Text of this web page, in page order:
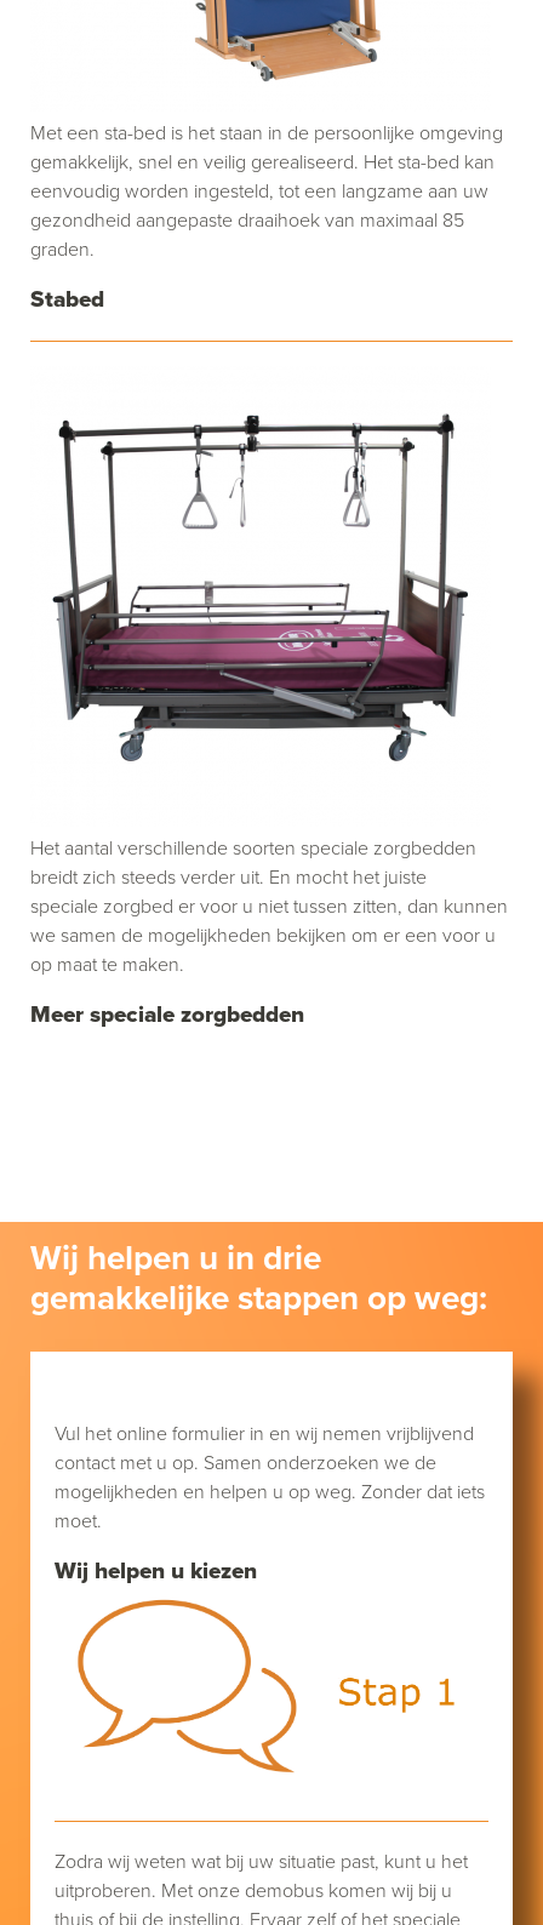
Stabed
Met een sta-bed is het staan in de persoonlijke omgeving
gemakkelijk, snel en veilig gerealiseerd. Het sta-bed kan
eenvoudig worden ingesteld, tot een langzame aan uw
gezondheid aangepaste draaihoek van maximaal 85
graden.
Meer speciale zorgbedden
Het aantal verschillende soorten speciale zorgbedden
breidt zich steeds verder uit. En mocht het juiste
speciale zorgbed er voor u niet tussen zitten, dan kunnen
we samen de mogelijkheden bekijken om er een voor u
op maat te maken.
Wij helpen u in drie
gemakkelijke stappen op weg:
Wij helpen u kiezen
Vul het online formulier in en wij nemen vrijblijvend
contact met u op. Samen onderzoeken we de
mogelijkheden en helpen u op weg. Zonder dat iets
moet.
Zodra wij weten wat bij uw situatie past, kunt u het
uitproberen. Met onze demobus komen wij bij u
thuis of bij de instelling. Ervaar zelf of het speciale